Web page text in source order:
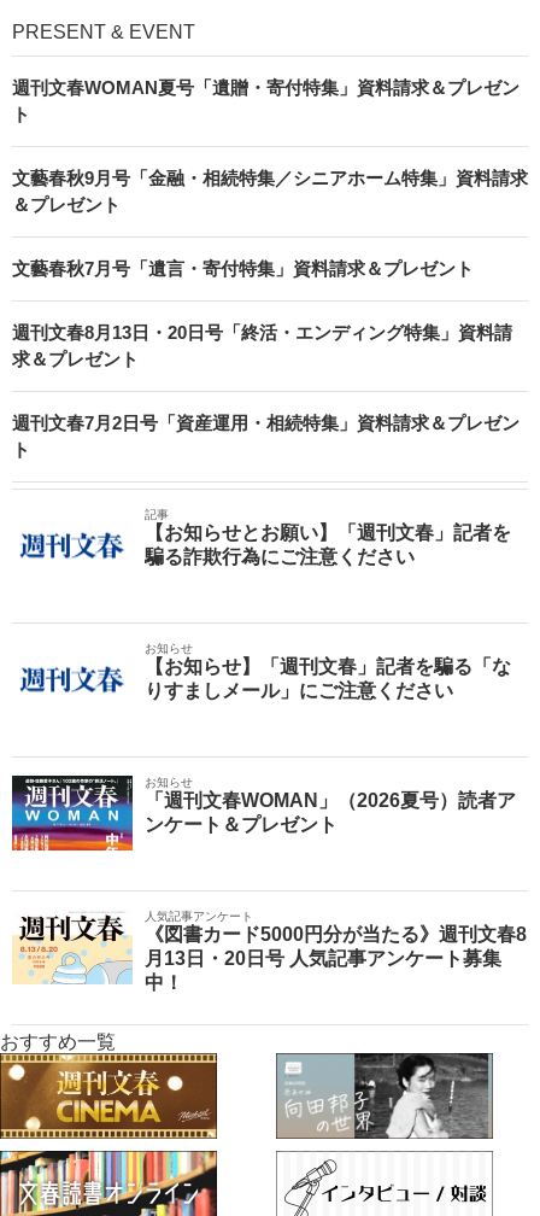
PRESENT & EVENT
週刊文春WOMAN夏号「遺贈・寄付特集」資料請求＆プレゼン
ト
文藝春秋9月号「金融・相続特集／シニアホーム特集」資料請求
＆プレゼント
文藝春秋7月号「遺言・寄付特集」資料請求＆プレゼント
週刊文春8月13日・20日号「終活・エンディング特集」資料請
求＆プレゼント
週刊文春7月2日号「資産運用・相続特集」資料請求＆プレゼン
ト
記事
【お知らせとお願い】「週刊文春」記者を
騙る詐欺行為にご注意ください
お知らせ
【お知らせ】「週刊文春」記者を騙る「な
りすましメール」にご注意ください
お知らせ
「週刊文春WOMAN」（2026夏号）読者ア
ンケート＆プレゼント
人気記事アンケート
《図書カード5000円分が当たる》週刊文春8
月13日・20日号 人気記事アンケート募集
中！
おすすめ一覧